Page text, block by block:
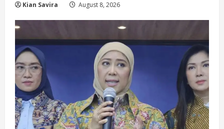
Kian Savira August 8, 2026